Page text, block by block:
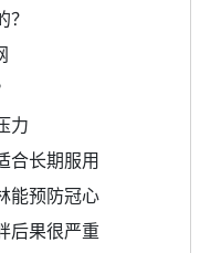
力
合长期服用
能预防冠心
后果很严重